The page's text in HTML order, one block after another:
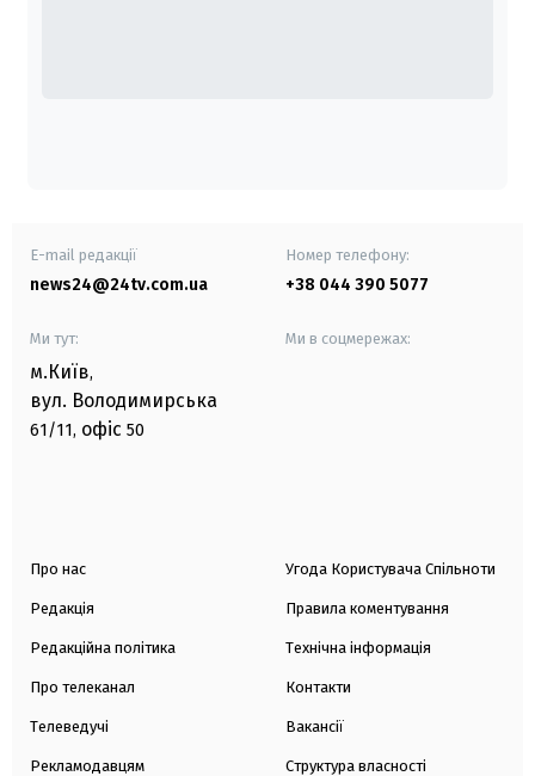
E-mail редакції
news24@24tv.com.ua
Номер телефону:
+38 044 390 5077
Ми тут:
м.Київ,
вул. Володимирська
61/11, офіс 50
Ми в соцмережах:
Про нас
Редакція
Редакційна політика
Про телеканал
Телеведучі
Рекламодавцям
Угода Користувача Спільноти
Правила коментування
Технічна інформація
Контакти
Вакансії
Структура власності